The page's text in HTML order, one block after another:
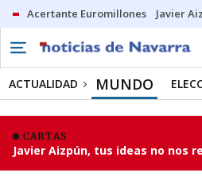
Acertante Euromillones Javier
ACTUALIDAD MUNDO
CARTAS
Javier Aizpún, tus ideas no nos